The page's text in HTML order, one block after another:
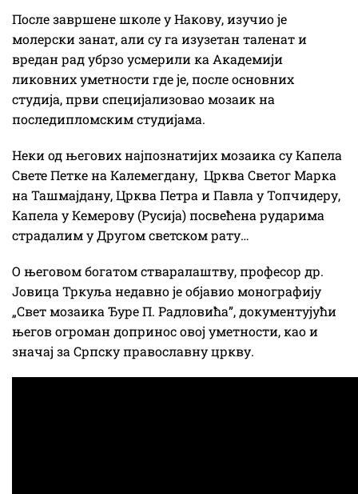
После завршене школе у Накову, изучио је
молерски занат, али су га изузетан таленат и
вредан рад убрзо усмерили ка Академији
ликовних уметности где је, после основних
студија, први специјализовао мозаик на
последипломским студијама.
Неки од његових најпознатијих мозаика су Капела
Свете Петке на Калемегдану, Црква Светог Марка
на Ташмајдану, Црква Петра и Павла у Топчидеру,
Капела у Кемерову (Русија) посвећена рударима
страдалим у Другом светском рату…
О његовом богатом стваралаштву, професор др.
Јовица Тркуља недавно је објавио монографију
„Свет мозаика Ђуре П. Радловића”, документујући
његов огроман допринос овој уметности, као и
значај за Српску православну цркву.